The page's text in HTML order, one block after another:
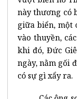
này thương có
giữa biển, một
vào thuyền,
khi đó, Đức
ngày, nằm gối
có sự gì xẩy ra.